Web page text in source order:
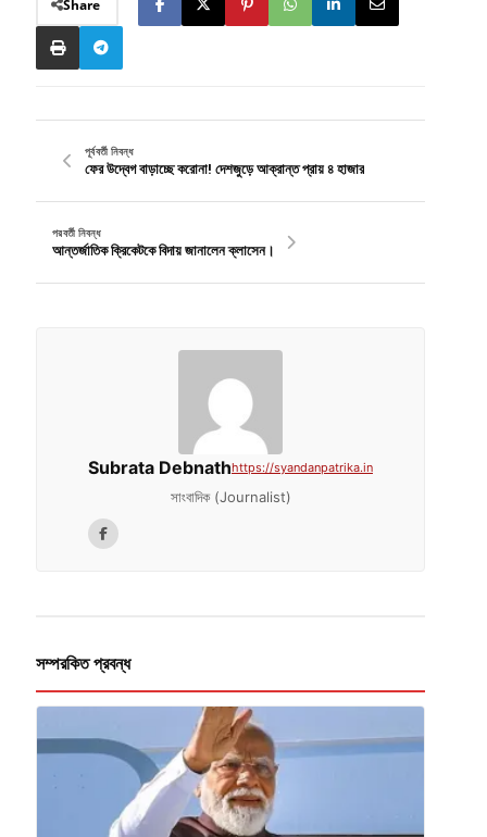
Share
পূর্ববর্তী নিবন্ধ
ফের উদ্বেগ বাড়াচ্ছে করোনা! দেশজুড়ে আক্রান্ত প্রায় ৪ হাজার
পরবর্তী নিবন্ধ
আন্তর্জাতিক ক্রিকেটকে বিদায় জানালেন ক্লাসেন।
Subrata Debnathhttps://syandanpatrika.in
সাংবাদিক (Journalist)
সম্পরকিত প্রবন্ধ